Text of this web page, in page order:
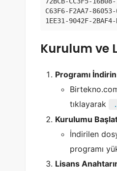
C63F6-F2AA7-
1EE31-9042F-2BAF4-
Kurulum ve
Programı İndirin
tıklayarak
Kurulumu
İndirilen
programı
Lisans